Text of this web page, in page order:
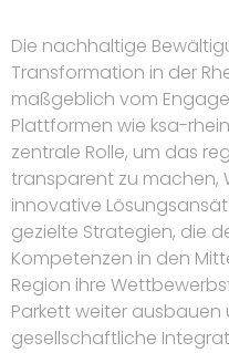
Die nachhaltige
Transformation in der
maßgeblich vom
Plattformen wie ksa-
zentrale Rolle, um das
transparent zu machen,
innovative
gezielte Strategien, die
Kompetenzen in den
Region ihre
Parkett weiter
gesellschaftliche